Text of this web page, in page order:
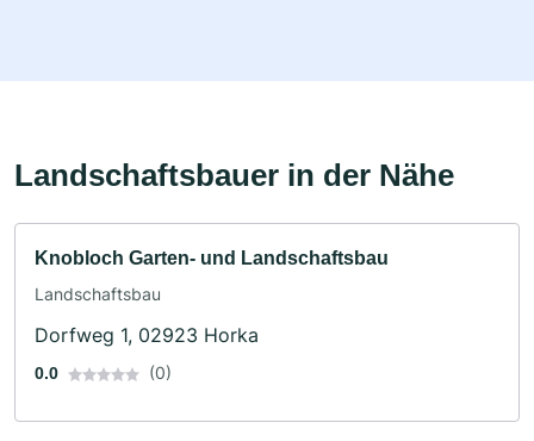
Landschaftsbauer in der Nähe
Knobloch Garten- und Landschaftsbau
Landschaftsbau
Dorfweg 1, 02923 Horka
0.0 (0)